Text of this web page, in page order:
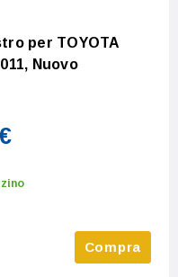
per TOYOTA
Nuovo
Compra